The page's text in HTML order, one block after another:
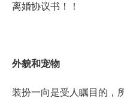
离婚协议书！！
外貌和宠物
装扮一向是受人瞩目的，